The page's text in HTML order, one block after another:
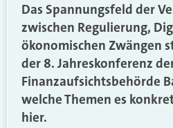
Das Spannungsfeld der
zwischen Regulierung,
ökonomischen Zwängen
der 8. Jahreskonferenz
Finanzaufsichtsbehörde
welche Themen es
hier.